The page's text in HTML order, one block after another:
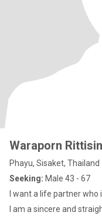
Waraporn Rittisin
Phayu, Sisaket, Thailand
Seeking: Male 43 - 67
I want a life partner
I am a sincere and